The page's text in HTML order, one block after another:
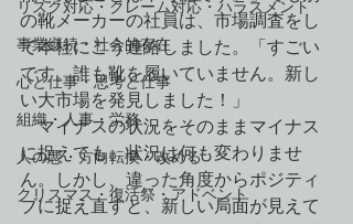
リスク対応・クレーム対応・ハラスメント
事業継続・社会的存在
心と仕事・思考と仕事
組織・人事・労務
人の悪・方向転換・改める
クリスマス・復活祭・アドベント
の靴メーカーの社員は、市場調査をし
て本社にこう連絡しました。「すごい
です。誰も靴を履いていません。新し
い大市場を発見しました！」
マイナスの状況をそのままマイナス
に捉えても、状況は何も変わりませ
ん。しかし、違った角度からポジティ
ブに捉え直すと、新しい局面が見えて